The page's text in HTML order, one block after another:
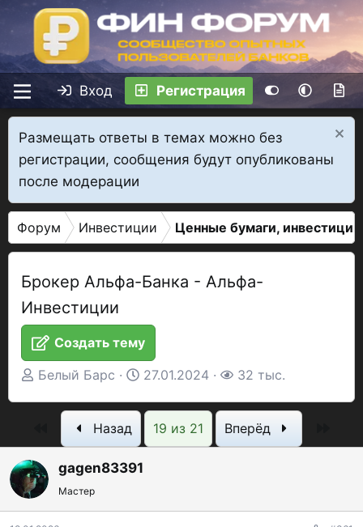
Вход Регистрация
Размещать ответы в темах можно без
регистрации, сообщения будут опубликованы
после модерации
Форум Инвестиции Ценные бумаги,
Брокер Альфа-Банка - Альфа-
Инвестиции
Создать тему
А
т
е
м
Белый Барс
Д
т
а
27.01.2024
П
о
с
р
32 тыс.
ПервыйНазад 19 из 21 Вперёд
gagen83391
Мастер